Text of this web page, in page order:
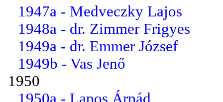
1947a - Medveczky Lajos
1948a - dr. Zimmer Frigyes
1949a - dr. Emmer József
1949b - Vas Jenő
1950
1950a - Lapos Árpád